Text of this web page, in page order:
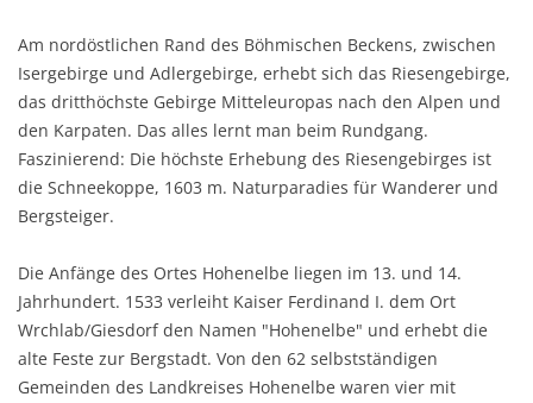
Am nordöstlichen Rand des Böhmischen Beckens, zwischen
Isergebirge und Adlergebirge, erhebt sich das Riesengebirge,
das dritthöchste Gebirge Mitteleuropas nach den Alpen und
den Karpaten. Das alles lernt man beim Rundgang.
Faszinierend: Die höchste Erhebung des Riesengebirges ist
die Schneekoppe, 1603 m. Naturparadies für Wanderer und
Bergsteiger.
Die Anfänge des Ortes Hohenelbe liegen im 13. und 14.
Jahrhundert. 1533 verleiht Kaiser Ferdinand I. dem Ort
Wrchlab/Giesdorf den Namen "Hohenelbe" und erhebt die
alte Feste zur Bergstadt. Von den 62 selbstständigen
Gemeinden des Landkreises Hohenelbe waren vier mit